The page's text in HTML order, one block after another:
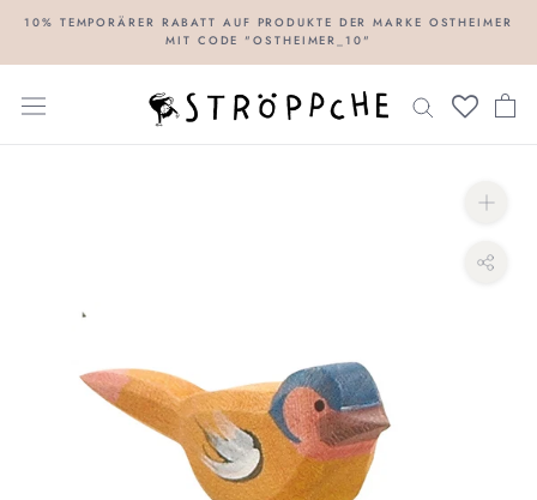
Direkt10% TEMPORÄRER RABATT AUF PRODUKTE DER MARKE OSTHEIMER
MIT CODE "OSTHEIMER_10"